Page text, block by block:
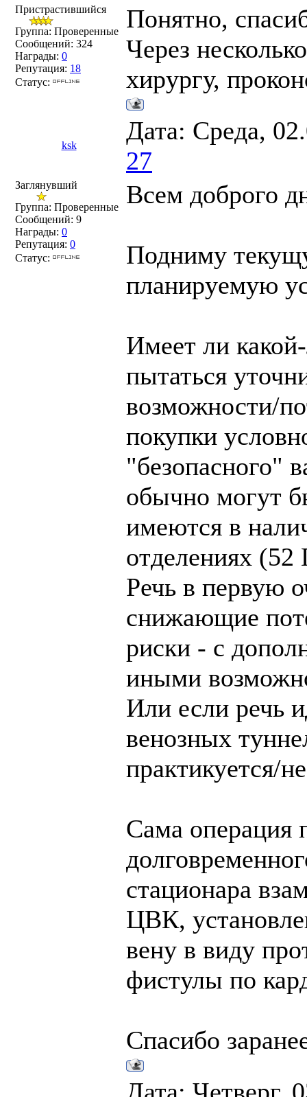
Пристрастившийся
Группа: Проверенные
Сообщений: 324
Награды: 0
Репутация: 18
Статус:
Понятно,
Через
хирургу,
ksk
Дата: Среда,
27
Заглянувший
Группа: Проверенные
Сообщений: 9
Награды: 0
Репутация: 0
Статус:
Всем доброго
Подниму
планируемую
Имеет ли
пытаться
возможности/
покупки
"безопасного"
обычно могут
имеются в
отделениях
Речь в первую
снижающие
риски - с
иными
Или если речь
венозных
практикуется/
Сама операция
стационара
ЦВК,
вену в виду
фистулы по
Спасибо